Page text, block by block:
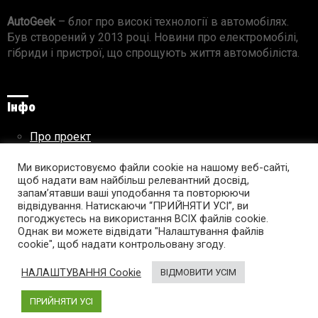
AutoGeek – блог про високі технології в автомобілях.
Був створений у 2013 році. Новини про електромобілі,
гібриди і пристрої, що спрощують життя автомобіліста.
Інфо
Про проект
Правила використання матеріалів
Підпишись на AutoGeek!
facebooktwitter instagramyoutube tumblr linkedin
Ми використовуємо файли cookie на нашому веб-сайті,
щоб надати вам найбільш релевантний досвід,
запам’ятавши ваші уподобання та повторюючи
відвідування. Натискаючи “ПРИЙНЯТИ УСІ”, ви
погоджуєтесь на використання ВСІХ файлів cookie.
Однак ви можете відвідати "Налаштування файлів
cookie", щоб надати контрольовану згоду.
НАЛАШТУВАННЯ Cookie ВІДМОВИТИ УСІМ
ПРИЙНЯТИ УСІ